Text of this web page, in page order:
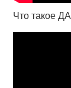
Что такое